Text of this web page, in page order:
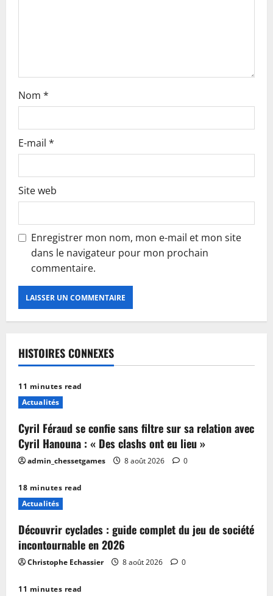
Nom *
E-mail *
Site web
Enregistrer mon nom, mon e-mail et mon site
dans le navigateur pour mon prochain
commentaire.
HISTOIRES CONNEXES
11 minutes read
Actualités
Cyril Féraud se confie sans filtre sur sa relation avec
Cyril Hanouna : « Des clashs ont eu lieu »
admin_chessetgames 8 août 2026 0
18 minutes read
Actualités
Découvrir cyclades : guide complet du jeu de société
incontournable en 2026
Christophe Echassier 8 août 2026 0
11 minutes read